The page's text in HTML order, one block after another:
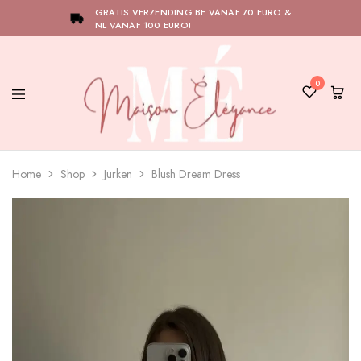
GRATIS VERZENDING BE VANAF 70 EURO &
NL VANAF 100 EURO!
Maison
Élégance
Bij
Maison
Élégance
0
Home Shop Jurken Blush Dream Dress